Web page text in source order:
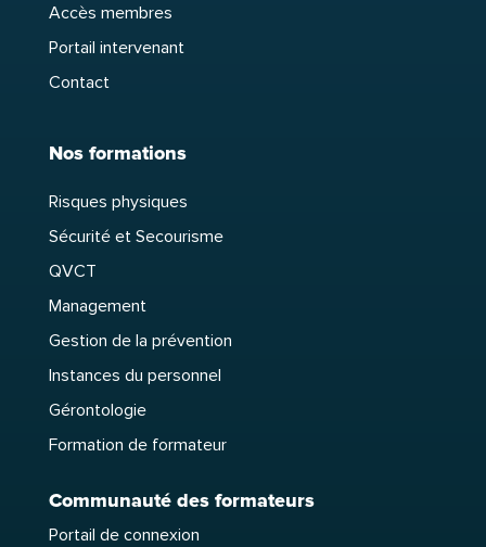
Accès membres
Portail intervenant
Contact
Nos formations
Risques physiques
Sécurité et Secourisme
QVCT
Management
Gestion de la prévention
Instances du personnel
Gérontologie
Formation de formateur
Communauté des formateurs
Portail de connexion